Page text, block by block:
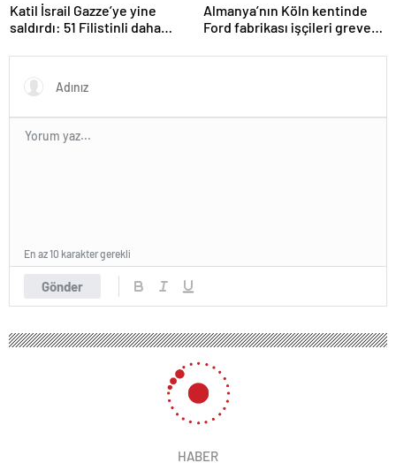
Katil İsrail Gazze’ye yine
saldırdı: 51 Filistinli daha
Almanya’nın Köln kentinde
Ford fabrikası işçileri greve
Gönder
En az 10 karakter gerekli
HABER